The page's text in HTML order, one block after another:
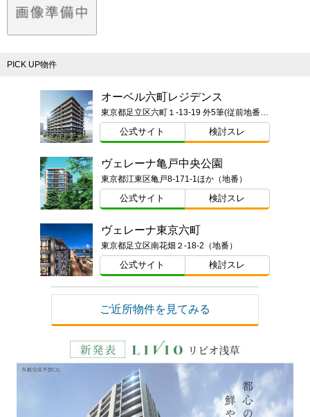
PICK UP物件
オーベル六町レジデンス
東京都足立区六町１-13-19 外5筆(従前地番)ほか
公式サイト 検討スレ
ヴェレーナ亀戸中央公園
東京都江東区亀戸8-171-1ほか（地番）
公式サイト 検討スレ
ヴェレーナ東京六町
東京都足立区南花畑２-18-2（地番）
公式サイト 検討スレ
ご近所物件を見てみる